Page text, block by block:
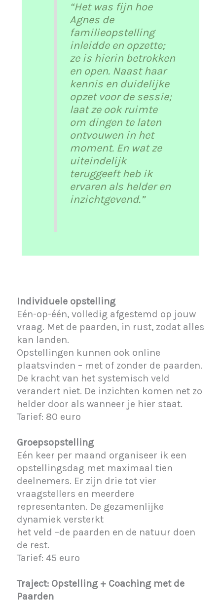
“Het was fijn hoe
Agnes de
familieopstelling
inleidde en opzette;
ze is hierin betrokken
en open. Naast haar
kennis en duidelijke
opzet voor de sessie;
laat ze ook ruimte
om dingen te laten
ontvouwen in het
moment. En wat ze
uiteindelijk
teruggeeft heb ik
ervaren als helder en
inzichtgevend.”
Individuele opstelling
Eén-op-één, volledig afgestemd op jouw
vraag. Met de paarden, in rust, zodat alles
kan landen.
Opstellingen kunnen ook online
plaatsvinden – met of zonder de paarden.
De kracht van het systemisch veld
verandert niet. De inzichten komen net zo
helder door als wanneer je hier staat.
Tarief: 80 euro
Groepsopstelling
Eén keer per maand organiseer ik een
opstellingsdag met maximaal tien
deelnemers. Er zijn drie tot vier
vraagstellers en meerdere
representanten. De gezamenlijke
dynamiek versterkt
het veld –de paarden en de natuur doen
de rest.
Tarief: 45 euro
Traject: Opstelling + Coaching met de
Paarden